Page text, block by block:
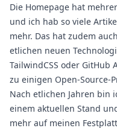
Die Homepage hat
und ich hab so viele
mehr. Das hat zudem
etlichen neuen
TailwindCSS oder
zu einigen Open-Source-
Nach etlichen Jahren bin
einem aktuellen Stand
mehr auf meinen